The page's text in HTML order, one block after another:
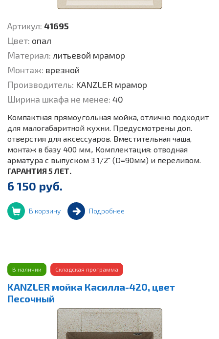
Артикул: 41695
Цвет: опал
Материал: литьевой мрамор
Монтаж: врезной
Производитель: KANZLER мрамор
Ширина шкафа не менее: 40
Компактная прямоугольная мойка, отлично подходит
для малогабаритной кухни. Предусмотрены доп.
отверстия для аксессуаров. Вместительная чаша,
монтаж в базу 400 мм,. Комплектация: отводная
арматура с выпуском 3 1/2" (D=90мм) и переливом.
ГАРАНТИЯ 5 ЛЕТ.
6 150 руб.
В корзину Подробнее
В наличии Складская программа
KANZLER мойка Касилла-420, цвет
Песочный